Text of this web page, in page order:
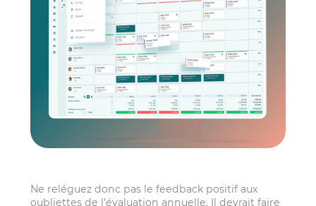
Ne reléguez donc pas le feedback positif aux
oubliettes de l’évaluation annuelle. Il devrait faire